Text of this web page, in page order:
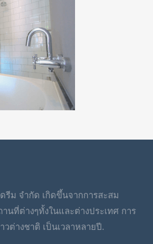
รีม จำกัด เกิดขึ้นจากการสะสม
นที่ต่างๆทั้งในและต่างประเทศ การ
ต่างชาติ เป็นเวลาหลายปี.